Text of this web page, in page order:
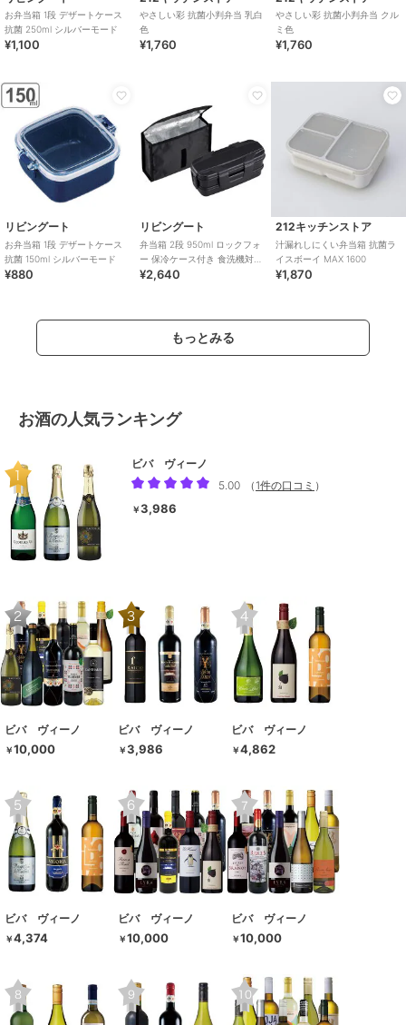
お弁当箱 1段 デザートケース
抗菌 250ml シルバーモード
¥1,100
やさしい彩 抗菌小判弁当 乳白
色
¥1,760
やさしい彩 抗菌小判弁当 クル
ミ色
¥1,760
リビングート
お弁当箱 1段 デザートケース
抗菌 150ml シルバーモード
¥880
リビングート
弁当箱 2段 950ml ロックフォ
ー 保冷ケース付き 食洗機対応
レンジ対応 抗菌
¥2,640
212キッチンストア
汁漏れしにくい弁当箱 抗菌ラ
イスボーイ MAX 1600
¥1,870
もっとみる
お酒の人気ランキング
ビバ ヴィーノ
5.00
（ 1件の口コミ ）
￥3,986
ビバ ヴィーノ
￥10,000
ビバ ヴィーノ
￥3,986
ビバ ヴィーノ
￥4,862
ビバ ヴィーノ
￥4,374
ビバ ヴィーノ
￥10,000
ビバ ヴィーノ
￥10,000